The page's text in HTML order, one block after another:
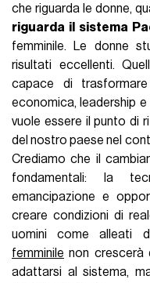
che riguarda le donne,
riguarda il sistema
femminile. Le donne
risultati eccellenti.
capace di
economica, leadership e
vuole essere il punto di
del nostro paese nel
Crediamo che il
fondamentali: la
emancipazione e
creare condizioni di
uomini come alleati
femminile non crescerà
adattarsi al sistema,